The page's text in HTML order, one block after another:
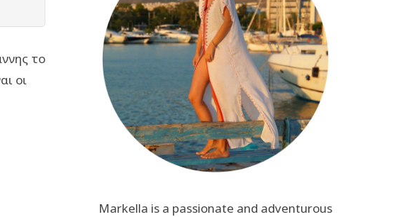
το
οι
Markella is a passionate and adventurous